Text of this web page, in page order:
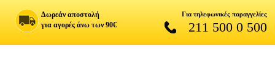
Δωρεάν αποστολή
για αγορές άνω των 90€
Για τηλεφωνικές παραγγελίες
211 500 0 500